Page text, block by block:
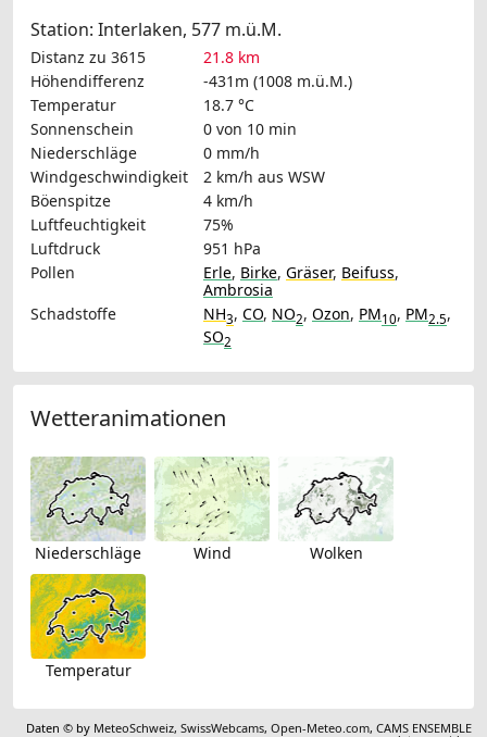
Station: Interlaken, 577 m.ü.M.
Distanz zu 3615
21.8 km
Höhendifferenz
-431m (1008 m.ü.M.)
Temperatur
18.7 °C
Sonnenschein
0 von 10 min
Niederschläge
0 mm/h
Windgeschwindigkeit
2 km/h aus WSW
Böenspitze
4 km/h
Luftfeuchtigkeit
75%
Luftdruck
951 hPa
Pollen
Erle, Birke, Gräser, Beifuss,
Ambrosia
Schadstoffe
NH3, CO, NO2, Ozon, PM10, PM2.5,
SO2
Wetteranimationen
Niederschläge Wind Wolken
Temperatur
Daten © by MeteoSchweiz,SwissWebcams,Open-Meteo.com,CAMS ENSEMBLE